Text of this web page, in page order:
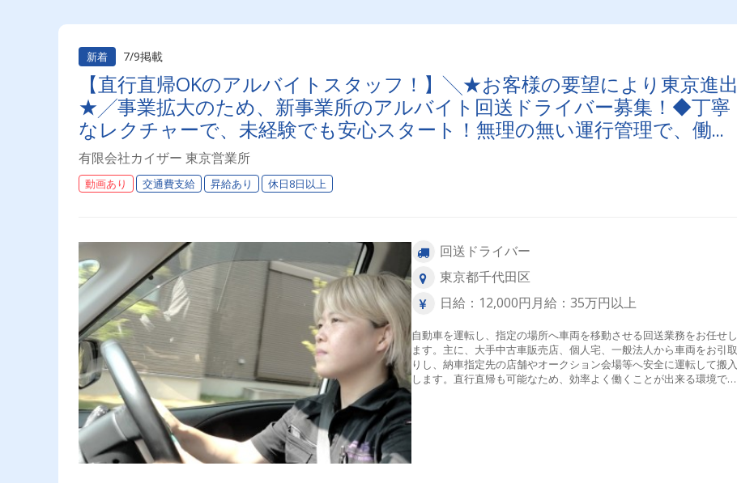
新着 7/9掲載
【直行直帰OKのアルバイトスタッフ！】╲★お客様の要望により東京進出
★╱事業拡大のため、新事業所のアルバイト回送ドライバー募集！◆丁寧
なレクチャーで、未経験でも安心スタート！無理の無い運行管理で、働き
やすさ抜群！
有限会社カイザー 東京営業所
動画あり 交通費支給 昇給あり 休日8日以上
回送ドライバー
東京都千代田区
日給：12,000円月給：35万円以上
自動車を運転し、指定の場所へ車両を移動させる回送業務をお任せし
ます。主に、大手中古車販売店、個人宅、一般法人から車両をお引取
りし、納車指定先の店舗やオークション会場等へ安全に運転して搬入
します。直行直帰も可能なため、効率よく働くことが出来る環境で
す。【配送エリア】東京都を中心とした関東一円【件数】1日に約3件
程【1日のスケジュール例】※前日のお昼頃明日の予定が着信自宅を出
発↓公共交通機関を利用して１件目の引取り先へ↓引取→指定先へ搬入